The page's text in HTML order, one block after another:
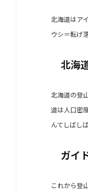
北海道はア
ウシ＝転げ
北海
北海道の登
道は人口密
んてしばし
ガイ
これから登